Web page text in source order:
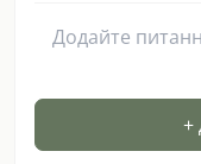
Додайте
+